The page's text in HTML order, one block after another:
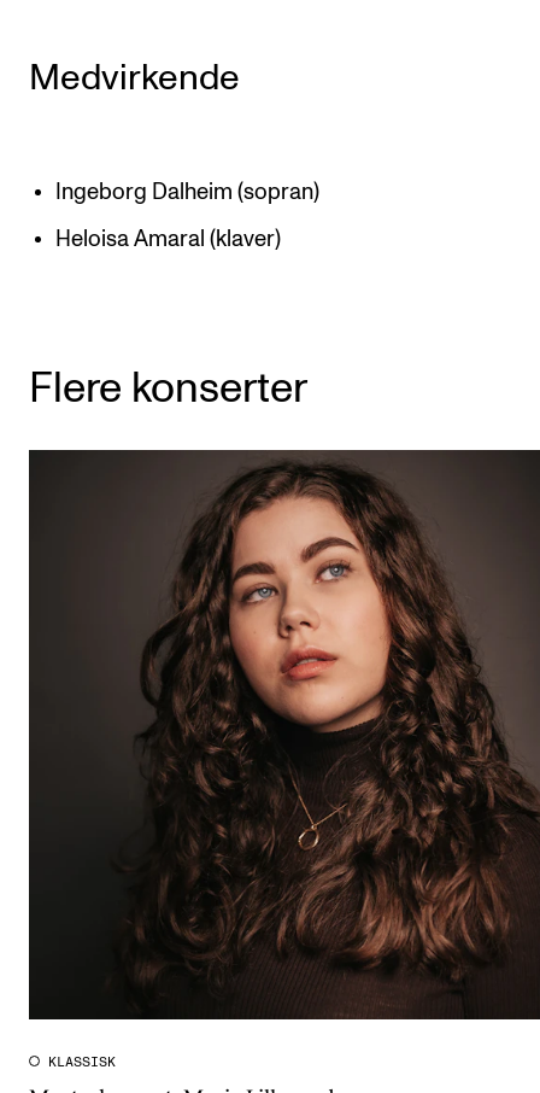
Medvirkende
Ingeborg Dalheim (sopran)
Heloisa Amaral (klaver)
Flere konserter
KLASSISK